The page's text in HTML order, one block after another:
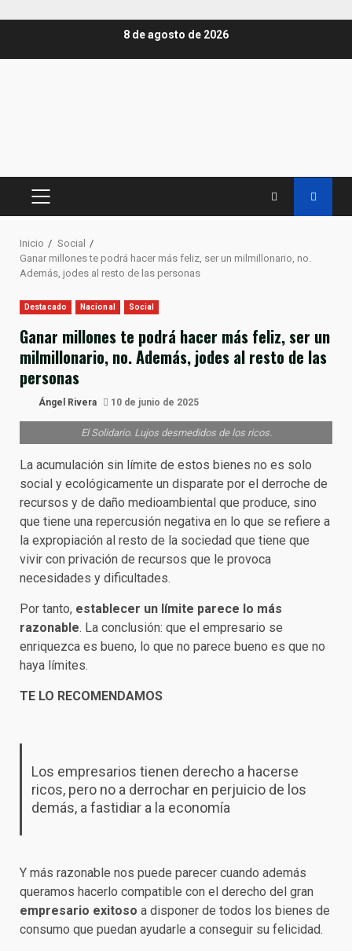
8 de agosto de 2026
MENÚ
Inicio
Social
Ganar millones te podrá hacer más feliz, ser un milmillonario, no.
Además, jodes al resto de las personas
Destacado Nacional Social
Ganar millones te podrá hacer más feliz, ser un
milmillonario, no. Además, jodes al resto de las
personas
Ángel Rivera 10 de junio de 2025
El Solidario. Lujos desmedidos de los ricos.
La acumulación sin límite de estos bienes no es solo
social y ecológicamente un disparate por el derroche de
recursos y de daño medioambiental que produce, sino
que tiene una repercusión negativa en lo que se refiere a
la expropiación al resto de la sociedad que tiene que
vivir con privación de recursos que le provoca
necesidades y dificultades.
Por tanto, establecer un límite parece lo más
razonable. La conclusión: que el empresario se
enriquezca es bueno, lo que no parece bueno es que no
haya límites.
TE LO RECOMENDAMOS
Los empresarios tienen derecho a hacerse
ricos, pero no a derrochar en perjuicio de los
demás, a fastidiar a la economía
Y más razonable nos puede parecer cuando además
queramos hacerlo compatible con el derecho del gran
empresario exitoso a disponer de todos los bienes de
consumo que puedan ayudarle a conseguir su felicidad.